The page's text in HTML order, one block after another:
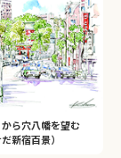
ら穴八幡を望む
だ新宿百景）